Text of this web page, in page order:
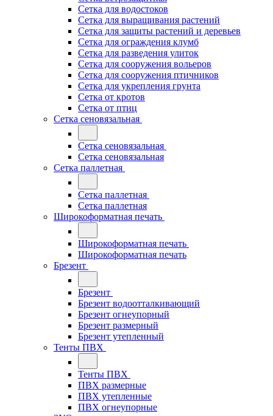
Сетка для водостоков
Сетка для выращивания растений
Сетка для защиты растений и деревьев
Сетка для ограждения клумб
Сетка для разведения улиток
Сетка для сооружения вольеров
Сетка для сооружения птичников
Сетка для укрепления грунта
Сетка от кротов
Сетка от птиц
Сетка сеновязальная
Сетка сеновязальная
Сетка сеновязальная
Сетка паллетная
Сетка паллетная
Сетка паллетная
Широкоформатная печать
Широкоформатная печать
Широкоформатная печать
Брезент
Брезент
Брезент водоотталкивающий
Брезент огнеупорный
Брезент размерный
Брезент утепленный
Тенты ПВХ
Тенты ПВХ
ПВХ размерные
ПВХ утепленные
ПВХ огнеупорные